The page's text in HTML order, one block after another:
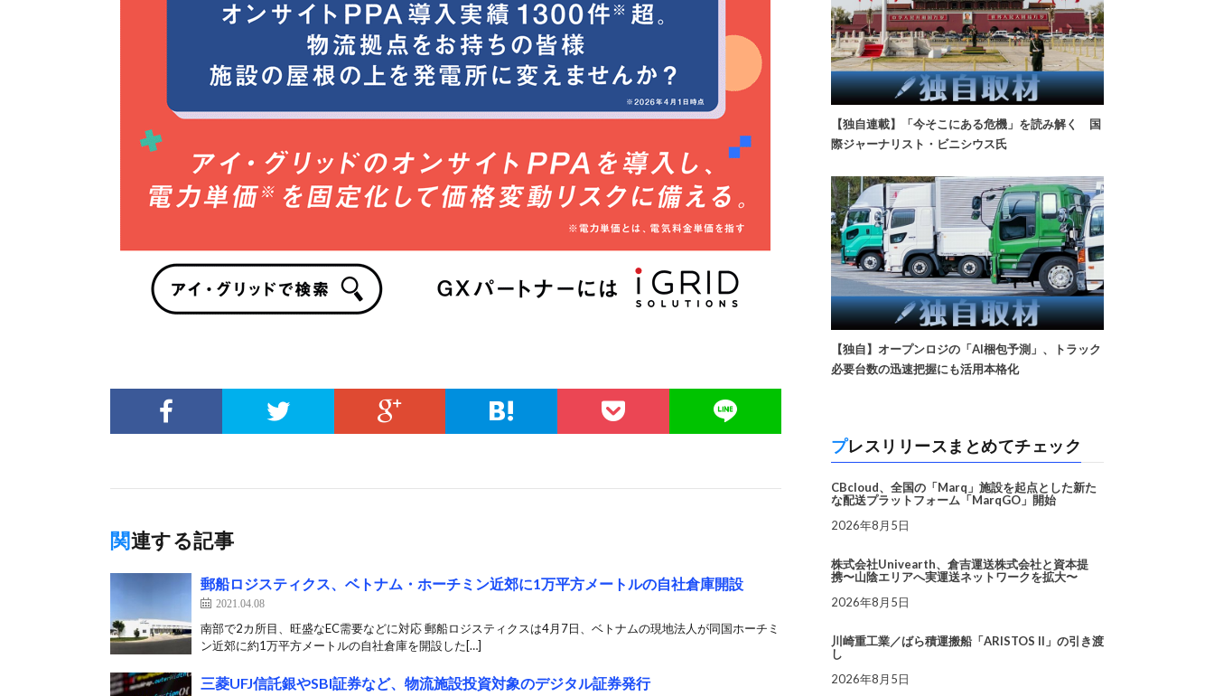
関連する記事
郵船ロジスティクス、ベトナム・ホーチミン近郊に1万平方メートルの自社倉庫開設
2021.04.08
南部で2カ所目、旺盛なEC需要などに対応 郵船ロジスティクスは4月7日、ベトナムの現地法人が同国ホーチミ
ン近郊に約1万平方メートルの自社倉庫を開設した[…]
三菱UFJ信託銀やSBI証券など、物流施設投資対象のデジタル証券発行
【独自連載】「今そこにある危機」を読み解く 国
際ジャーナリスト・ビニシウス氏
【独自】オープンロジの「AI梱包予測」、トラック
必要台数の迅速把握にも活用本格化
プレスリリースまとめてチェック
CBcloud、全国の「Marq」施設を起点とした新た
な配送プラットフォーム「MarqGO」開始
2026年8月5日
株式会社Univearth、倉吉運送株式会社と資本提
携〜山陰エリアへ実運送ネットワークを拡大〜
2026年8月5日
川崎重工業／ばら積運搬船「ARISTOS II」の引き渡
し
2026年8月5日